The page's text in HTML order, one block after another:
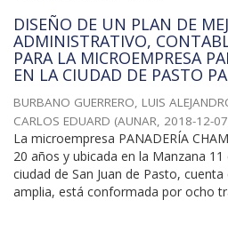
DISEÑO DE UN PLAN DE
ADMINISTRATIVO,
PARA LA MICROEMPRESA
EN LA CIUDAD DE PASTO
BURBANO GUERRERO, LUIS
CARLOS EDUARD (AUNAR, 2018-12-07
La microempresa PANADERÍA
20 años y ubicada en la Manzana
ciudad de San Juan de Pasto,
amplia, está conformada por ocho